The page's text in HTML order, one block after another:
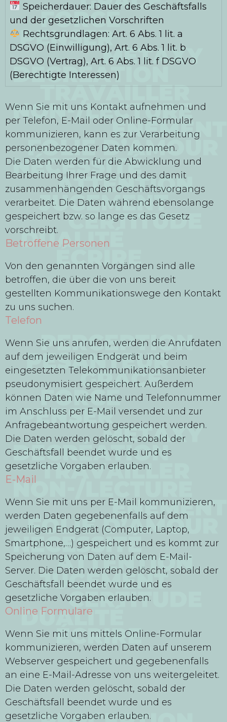
Speicherdauer: Dauer des Geschäftsfalls
und der gesetzlichen Vorschriften
Rechtsgrundlagen: Art. 6 Abs. 1 lit. a
DSGVO (Einwilligung), Art. 6 Abs. 1 lit. b
DSGVO (Vertrag), Art. 6 Abs. 1 lit. f DSGVO
(Berechtigte Interessen)
Wenn Sie mit uns Kontakt aufnehmen und
per Telefon, E-Mail oder Online-Formular
kommunizieren, kann es zur Verarbeitung
personenbezogener Daten kommen.
Die Daten werden für die Abwicklung und
Bearbeitung Ihrer Frage und des damit
zusammenhängenden Geschäftsvorgangs
verarbeitet. Die Daten während ebensolange
gespeichert bzw. so lange es das Gesetz
vorschreibt.
Betroffene Personen
Von den genannten Vorgängen sind alle
betroffen, die über die von uns bereit
gestellten Kommunikationswege den Kontakt
zu uns suchen.
Telefon
Wenn Sie uns anrufen, werden die Anrufdaten
auf dem jeweiligen Endgerät und beim
eingesetzten Telekommunikationsanbieter
pseudonymisiert gespeichert. Außerdem
können Daten wie Name und Telefonnummer
im Anschluss per E-Mail versendet und zur
Anfragebeantwortung gespeichert werden.
Die Daten werden gelöscht, sobald der
Geschäftsfall beendet wurde und es
gesetzliche Vorgaben erlauben.
E-Mail
Wenn Sie mit uns per E-Mail kommunizieren,
werden Daten gegebenenfalls auf dem
jeweiligen Endgerät (Computer, Laptop,
Smartphone,…) gespeichert und es kommt zur
Speicherung von Daten auf dem E-Mail-
Server. Die Daten werden gelöscht, sobald der
Geschäftsfall beendet wurde und es
gesetzliche Vorgaben erlauben.
Online Formulare
Wenn Sie mit uns mittels Online-Formular
kommunizieren, werden Daten auf unserem
Webserver gespeichert und gegebenenfalls
an eine E-Mail-Adresse von uns weitergeleitet.
Die Daten werden gelöscht, sobald der
Geschäftsfall beendet wurde und es
gesetzliche Vorgaben erlauben.